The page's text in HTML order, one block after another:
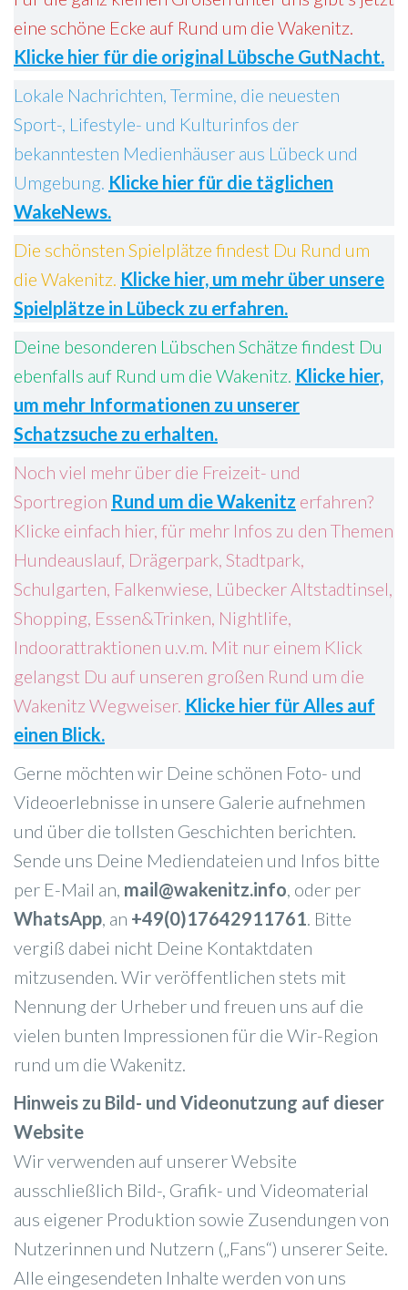
eine schöne Ecke auf Rund um die Wakenitz.
Klicke hier für die original Lübsche GutNacht.
Lokale Nachrichten, Termine, die neuesten
Sport-, Lifestyle- und Kulturinfos der
bekanntesten Medienhäuser aus Lübeck und
Umgebung. Klicke hier für die täglichen
WakeNews.
Die schönsten Spielplätze findest Du Rund um
die Wakenitz. Klicke hier, um mehr über unsere
Spielplätze in Lübeck zu erfahren.
Deine besonderen Lübschen Schätze findest Du
ebenfalls auf Rund um die Wakenitz. Klicke hier,
um mehr Informationen zu unserer
Schatzsuche zu erhalten.
Noch viel mehr über die Freizeit- und
Sportregion Rund um die Wakenitz erfahren?
Klicke einfach hier, für mehr Infos zu den Themen
Hundeauslauf, Drägerpark, Stadtpark,
Schulgarten, Falkenwiese, Lübecker Altstadtinsel,
Shopping, Essen&Trinken, Nightlife,
Indoorattraktionen u.v.m. Mit nur einem Klick
gelangst Du auf unseren großen Rund um die
Wakenitz Wegweiser. Klicke hier für Alles auf
einen Blick.
Gerne möchten wir Deine schönen Foto- und
Videoerlebnisse in unsere Galerie aufnehmen
und über die tollsten Geschichten berichten.
Sende uns Deine Mediendateien und Infos bitte
per E-Mail an, mail@wakenitz.info, oder per
WhatsApp, an +49(0)17642911761. Bitte
vergiß dabei nicht Deine Kontaktdaten
mitzusenden. Wir veröffentlichen stets mit
Nennung der Urheber und freuen uns auf die
vielen bunten Impressionen für die Wir-Region
rund um die Wakenitz.
Hinweis zu Bild- und Videonutzung auf dieser
Website
Wir verwenden auf unserer Website
ausschließlich Bild-, Grafik- und Videomaterial
aus eigener Produktion sowie Zusendungen von
Nutzerinnen und Nutzern („Fans“) unserer Seite.
Alle eingesendeten Inhalte werden von uns